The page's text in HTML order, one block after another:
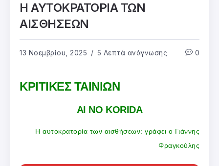
Η ΑΥΤΟΚΡΑΤΟΡΙΑ ΤΩΝ
ΑΙΣΘΗΣΕΩΝ
13 Νοεμβρίου, 2025 5 Λεπτά ανάγνωσης 0
ΚΡΙΤΙΚΕΣ ΤΑΙΝΙΩΝ
AI NO KORIDA
Η αυτοκρατορία των αισθήσεων: γράφει ο Γιάννης
Φραγκούλης